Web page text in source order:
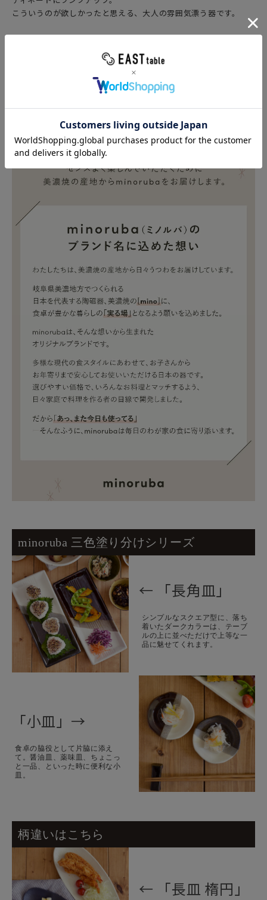
こういうのが欲しかったと思える、大人の雰囲気漂う器です。
minoruba 三色塗り分けシリーズ
← 「長角皿」
シンプルなスクエア型に、落ち
着いたダークカラーは、テーブ
ルの上に並べただけで上等な一
品に魅せてくれます。
「小皿」→
食卓の脇役として片脇に添え
て。醤油皿、薬味皿、ちょこっ
と一品、といった時に便利な小
皿。
柄違いはこちら
← 「長皿 楕円」